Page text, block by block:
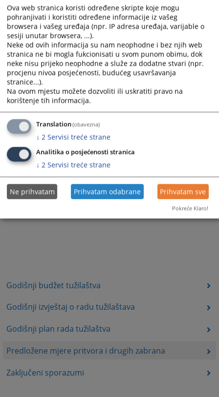
Godišnji budžet tužilaštva
Godišnji izvještaj o radu tužilaštava
Godišnji plan rada tužilaštva
Predložene mjere pritvora i drugih zabrana
Zaključeni sporazumi
Trenutno nema vijesti
Ova web stranica koristi određene skripte koje mogu
pohranjivati i koristiti određene informacije iz vašeg
browsera i vašeg uređaja (npr. IP adresa uređaja, varijable o
sesiji unutar browsera, ...).
Neke od ovih informacija su nam neophodne i bez njih web
stranica ne bi mogla fukcionisati u svom punom obimu, dok
neke nisu prijeko neophodne a služe za dodatne stvari (npr.
procjenu nivoa posjećenosti, budućeg usavršavanja
stranice...).
Na ovom mjestu možete dozvoliti ili uskratiti pravo na
korištenje tih informacija.
Translation(obavezna)
↓ 2 Servisi treće strane
Analitika o posjećenosti stranica
↓ 2 Servisi treće strane
Ne prihvatam Prihvatam odabrane Prihvatam sve
Pokreće Klaro!